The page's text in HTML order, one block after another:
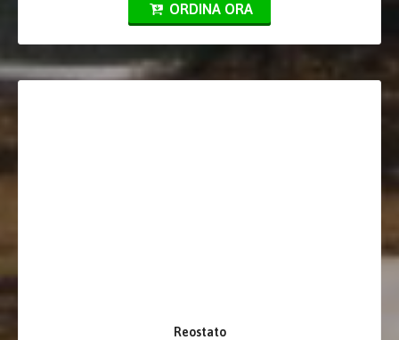
ORDINA ORA
Reostato